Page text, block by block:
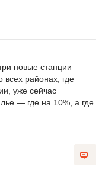
новые станции
всех районах, где
уже сейчас
— где на 10%, а где